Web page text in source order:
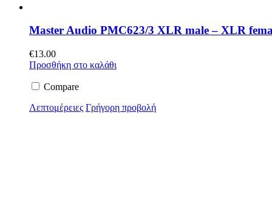
Master Audio PMC623/3 XLR male – XLR
€13.00
Προσθήκη στο καλάθι
Compare
Λεπτομέρειες Γρήγορη προβολή